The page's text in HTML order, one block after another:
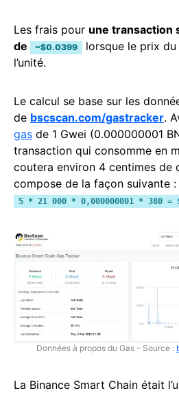
Les frais pour une transaction
de
~$0.0399
lorsque le prix
l’unité.
Le calcul se base sur les
de bscscan.com/gastracker.
gas de 1 Gwei (0.000000001
transaction qui consomme en
coutera environ 4 centimes de
compose de la façon suivante :
5 * 21 000 * 0,000000001 * 380 =
Données à propos du Gas – Source :
La Binance Smart Chain était